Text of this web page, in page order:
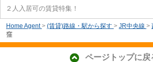
２人入居可の賃貸特集！
Home Agent > (賃貸)路線・駅から探す > JR中央線 >
窪
ページトップに戻